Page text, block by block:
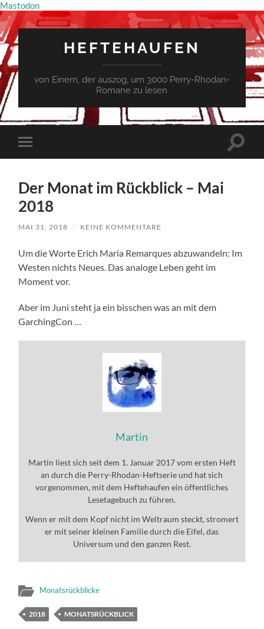
Mastodon
HEFTEHAUFEN
von Einem, der auszog, um 3000 Perry-Rhodan-
Romane zu lesen
Mobile-
Menü
Der Monat im Rückblick – Mai
2018
MAI 31, 2018 / KEINE KOMMENTARE
Um die Worte Erich Maria Remarques abzuwandeln: Im
Westen nichts Neues. Das analoge Leben geht im
Moment vor.
Aber im Juni steht ja ein bisschen was an mit dem
GarchingCon …
Martin
Martin liest sich seit dem 1. Januar 2017 vom ersten Heft
an durch die Perry-Rhodan-Heftserie und hat sich
vorgenommen, mit dem Heftehaufen ein öffentliches
Lesetagebuch zu führen.
Wenn er mit dem Kopf nicht im Weltraum steckt, stromert
er mit seiner kleinen Familie durch die Eifel, das
Universum und den ganzen Rest.
Monatsrückblicke
2018 MONATSRÜCKBLICK